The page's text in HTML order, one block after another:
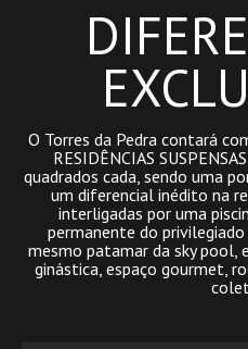
O Torres da Pedra contará
RESIDÊNCIAS
quadrados cada, sendo uma
um diferencial inédito na
interligadas por uma
permanente do
mesmo patamar da sky pool,
ginástica, espaço gourmet,